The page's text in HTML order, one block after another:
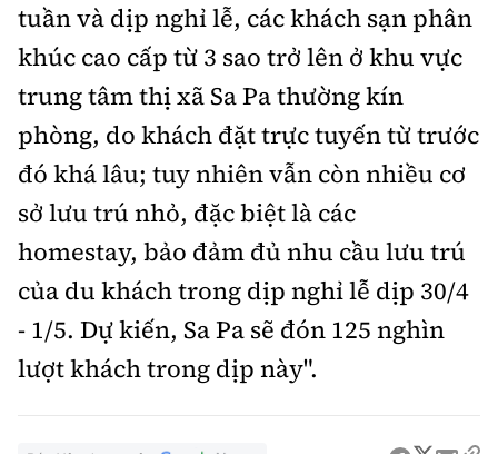
tuần và dịp nghỉ lễ, các khách sạn phân
khúc cao cấp từ 3 sao trở lên ở khu vực
trung tâm thị xã Sa Pa thường kín
phòng, do khách đặt trực tuyến từ trước
đó khá lâu; tuy nhiên vẫn còn nhiều cơ
sở lưu trú nhỏ, đặc biệt là các
homestay, bảo đảm đủ nhu cầu lưu trú
của du khách trong dịp nghỉ lễ dịp 30/4
- 1/5. Dự kiến, Sa Pa sẽ đón 125 nghìn
lượt khách trong dịp này".